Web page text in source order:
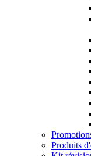
Produits